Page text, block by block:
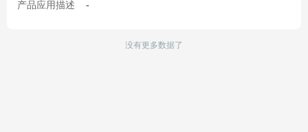
产品应用描述 -
没有更多数据了